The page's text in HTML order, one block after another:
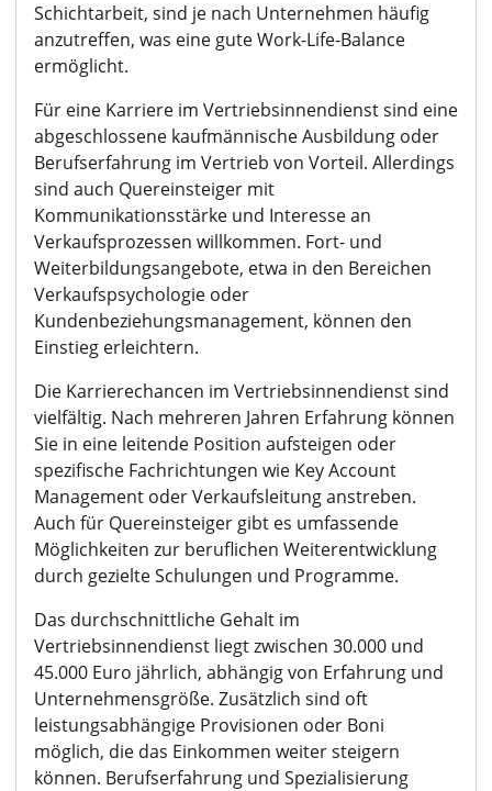
Schichtarbeit, sind je nach Unternehmen häufig
anzutreffen, was eine gute Work-Life-Balance
ermöglicht.
Für eine Karriere im Vertriebsinnendienst sind eine
abgeschlossene kaufmännische Ausbildung oder
Berufserfahrung im Vertrieb von Vorteil. Allerdings
sind auch Quereinsteiger mit
Kommunikationsstärke und Interesse an
Verkaufsprozessen willkommen. Fort- und
Weiterbildungsangebote, etwa in den Bereichen
Verkaufspsychologie oder
Kundenbeziehungsmanagement, können den
Einstieg erleichtern.
Die Karrierechancen im Vertriebsinnendienst sind
vielfältig. Nach mehreren Jahren Erfahrung können
Sie in eine leitende Position aufsteigen oder
spezifische Fachrichtungen wie Key Account
Management oder Verkaufsleitung anstreben.
Auch für Quereinsteiger gibt es umfassende
Möglichkeiten zur beruflichen Weiterentwicklung
durch gezielte Schulungen und Programme.
Das durchschnittliche Gehalt im
Vertriebsinnendienst liegt zwischen 30.000 und
45.000 Euro jährlich, abhängig von Erfahrung und
Unternehmensgröße. Zusätzlich sind oft
leistungsabhängige Provisionen oder Boni
möglich, die das Einkommen weiter steigern
können. Berufserfahrung und Spezialisierung